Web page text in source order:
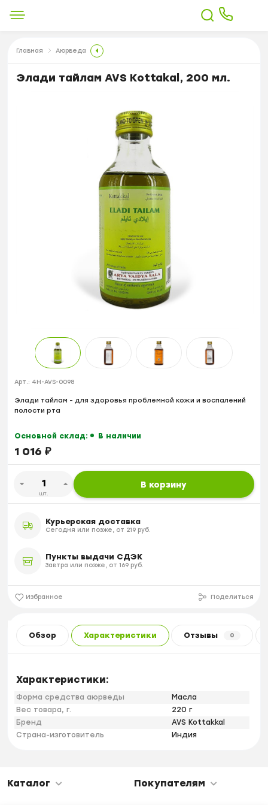
Главная Аюрведа
Элади тайлам AVS Kottakal, 200 мл.
Арт.: 4H-AVS-0098
Элади тайлам - для здоровья проблемной кожи и воспалений
полости рта
Основной склад: В наличии
1 016 ₽
шт.
В корзину
Курьерская доставка
Сегодня или позже, от 219 руб.
Пункты выдачи СДЭК
Завтра или позже, от 169 руб.
Избранное Поделиться
Обзор Характеристики Отзывы 0
Характеристики:
Форма средства аюрведы
Масла
Вес товара, г.
220 г
Бренд
AVS Kottakkal
Страна-изготовитель
Индия
Каталог Покупателям